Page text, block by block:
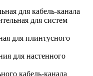
для кабель-канала
для систем
для плинтусного
для настенного
кабель-канала